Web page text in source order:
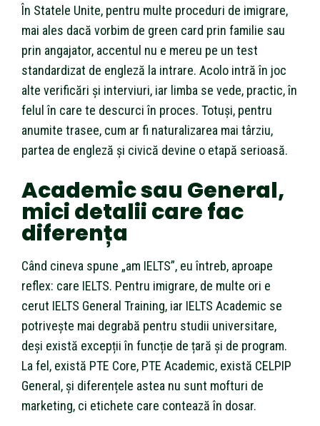
În Statele Unite, pentru multe proceduri de imigrare,
mai ales dacă vorbim de green card prin familie sau
prin angajator, accentul nu e mereu pe un test
standardizat de engleză la intrare. Acolo intră în joc
alte verificări și interviuri, iar limba se vede, practic, în
felul în care te descurci în proces. Totuși, pentru
anumite trasee, cum ar fi naturalizarea mai târziu,
partea de engleză și civică devine o etapă serioasă.
Academic sau General,
mici detalii care fac
diferența
Când cineva spune „am IELTS”, eu întreb, aproape
reflex: care IELTS. Pentru imigrare, de multe ori e
cerut IELTS General Training, iar IELTS Academic se
potrivește mai degrabă pentru studii universitare,
deși există excepții în funcție de țară și de program.
La fel, există PTE Core, PTE Academic, există CELPIP
General, și diferențele astea nu sunt mofturi de
marketing, ci etichete care contează în dosar.